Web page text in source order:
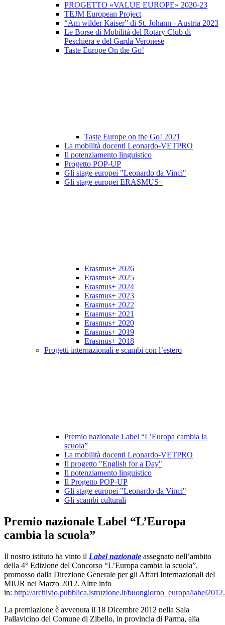
PROGETTO «VALUE EUROPE» 2020-23
TEJM European Project
“Am wilder Kaiser” di St. Johann - Austria 2023
Le Borse di Mobilità del Rotary Club di
Peschiera e del Garda Veronese
Taste Europe On the Go!
Taste Europe on the Go! 2021
La mobilità docenti Leonardo-VETPRO
Il potenziamento linguistico
Progetto POP-UP
Gli stage europei "Leonardo da Vinci"
Gli stage europei ERASMUS+
Erasmus+ 2026
Erasmus+ 2025
Erasmus+ 2024
Erasmus+ 2023
Erasmus+ 2022
Erasmus+ 2021
Erasmus+ 2020
Erasmus+ 2019
Erasmus+ 2018
Progetti internazionali e scambi con l’estero
Premio nazionale Label “L’Europa cambia la
scuola”
La mobilità docenti Leonardo-VETPRO
Il progetto "English for a Day"
Il potenziamento linguistico
Il Progetto POP-UP
Gli stage europei "Leonardo da Vinci"
Gli scambi culturali
Premio nazionale Label “L’Europa
cambia la scuola”
Il nostro istituto ha vinto il Label nazionale assegnato nell’ambito
della 4° Edizione del Concorso “L’Europa cambia la scuola”,
promosso dalla Direzione Generale per gli Affari Internazionali del
MIUR nel Marzo 2012. Altre info
in: http://archivio.pubblica.istruzione.it/buongiorno_europa/
La premiazione è avvenuta il 18 Dicembre 2012 nella Sala
Pallavicino del Comune di Zibello, in provincia di Parma, alla